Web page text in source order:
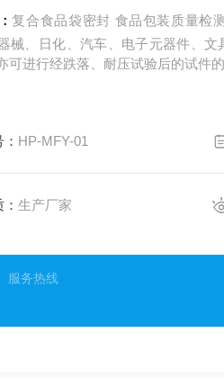
复合食品袋密封 食品包装质量检
械、日化、汽车、电子元器件、
可进行经跌落、耐压试验后的试件
HP-MFY-01
：生产厂家
服务热线